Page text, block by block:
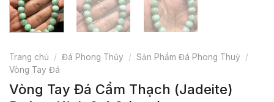
Trang chủ / Đá Phong Thủy / Sản Phẩm Đá Phong Thuỷ
/
Vòng Tay Đá
Vòng Tay Đá Cẩm Thạch (Jadeite)